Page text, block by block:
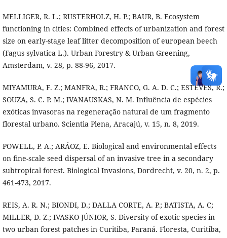
MELLIGER, R. L.; RUSTERHOLZ, H. P.; BAUR, B. Ecosystem
functioning in cities: Combined effects of urbanization and forest
size on early-stage leaf litter decomposition of european beech
(Fagus sylvatica L.). Urban Forestry & Urban Greening,
Amsterdam, v. 28, p. 88-96, 2017.
MIYAMURA, F. Z.; MANFRA, R.; FRANCO, G. A. D. C.; ESTEVES, R.;
SOUZA, S. C. P. M.; IVANAUSKAS, N. M. Influência de espécies
exóticas invasoras na regeneração natural de um fragmento
florestal urbano. Scientia Plena, Aracajú, v. 15, n. 8, 2019.
POWELL, P. A.; ARÁOZ, E. Biological and environmental effects
on fine-scale seed dispersal of an invasive tree in a secondary
subtropical forest. Biological Invasions, Dordrecht, v. 20, n. 2, p.
461-473, 2017.
REIS, A. R. N.; BIONDI, D.; DALLA CORTE, A. P.; BATISTA, A. C;
MILLER, D. Z.; IVASKO JÚNIOR, S. Diversity of exotic species in
two urban forest patches in Curitiba, Paraná. Floresta, Curitiba,